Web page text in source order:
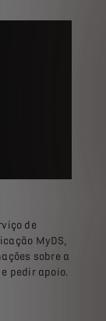
de
MyDS,
sobre a
pedir apoio.